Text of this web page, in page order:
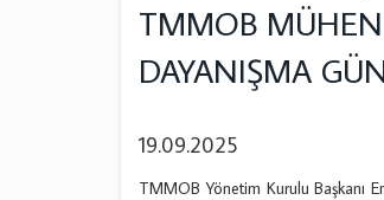
TMMOB
DAYANIŞMA
19.09.2025
TMMOB Yönetim Kurulu Başkanı